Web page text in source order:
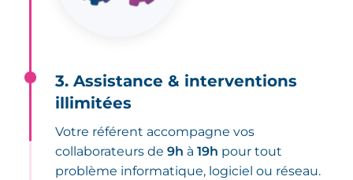
3. Assistance & interventions
illimitées
Votre référent accompagne vos
collaborateurs de9h à19h pour tout
problème informatique, logiciel ou réseau.